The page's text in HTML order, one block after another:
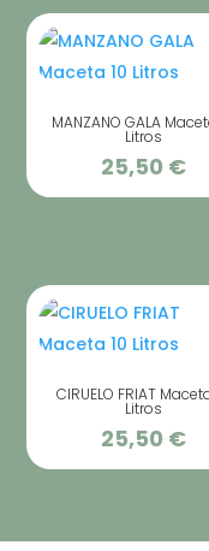
MANZANO GALA
Litros
25,50 €
CIRUELO FRIAT
Litros
25,50 €